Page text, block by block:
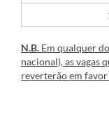
N.B. Em qualquer
nacional), as vagas
reverterão em